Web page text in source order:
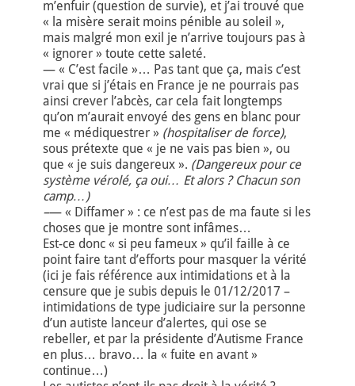
m’enfuir (question de survie), et j’ai trouvé que
« la misère serait moins pénible au soleil »,
mais malgré mon exil je n’arrive toujours pas à
« ignorer » toute cette saleté.
— « C’est facile »… Pas tant que ça, mais c’est
vrai que si j’étais en France je ne pourrais pas
ainsi crever l’abcès, car cela fait longtemps
qu’on m’aurait envoyé des gens en blanc pour
me « médiquestrer » (hospitaliser de force),
sous prétexte que « je ne vais pas bien », ou
que « je suis dangereux ». (Dangereux pour ce
système vérolé, ça oui… Et alors ? Chacun son
camp…)
–— « Diffamer » : ce n’est pas de ma faute si les
choses que je montre sont infâmes…
Est-ce donc « si peu fameux » qu’il faille à ce
point faire tant d’efforts pour masquer la vérité
(ici je fais référence aux intimidations et à la
censure que je subis depuis le 01/12/2017 –
intimidations de type judiciaire sur la personne
d’un autiste lanceur d’alertes, qui ose se
rebeller, et par la présidente d’Autisme France
en plus… bravo… la « fuite en avant »
continue…)